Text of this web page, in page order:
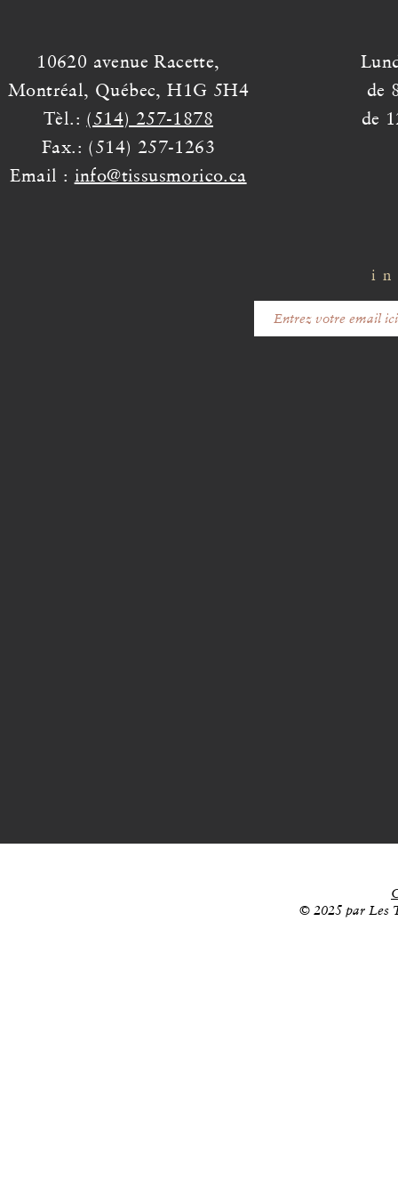
10620 avenue Racette,
Montréal, Québec, H1G 5H4
Tèl.: (514) 257-1878
Fax.: (514) 257-1263
Email : info@tissusmorico.ca
de
de
© 2025 par Les